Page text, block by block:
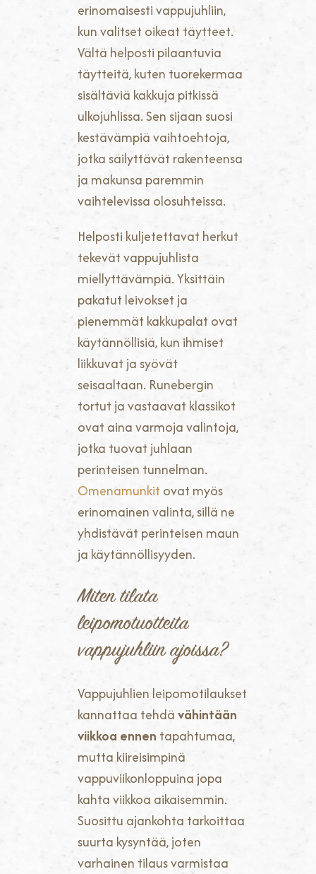
erinomaisesti vappujuhliin,
kun valitset oikeat täytteet.
Vältä helposti pilaantuvia
täytteitä, kuten tuorekermaa
sisältäviä kakkuja pitkissä
ulkojuhlissa. Sen sijaan suosi
kestävämpiä vaihtoehtoja,
jotka säilyttävät rakenteensa
ja makunsa paremmin
vaihtelevissa olosuhteissa.
Helposti kuljetettavat herkut
tekevät vappujuhlista
miellyttävämpiä. Yksittäin
pakatut leivokset ja
pienemmät kakkupalat ovat
käytännöllisiä, kun ihmiset
liikkuvat ja syövät
seisaaltaan. Runebergin
tortut ja vastaavat klassikot
ovat aina varmoja valintoja,
jotka tuovat juhlaan
perinteisen tunnelman.
Omenamunkit ovat myös
erinomainen valinta, sillä ne
yhdistävät perinteisen maun
ja käytännöllisyyden.
Miten tilata
leipomotuotteita
vappujuhliin ajoissa?
Vappujuhlien leipomotilaukset
kannattaa tehdävähintään
viikkoa ennen tapahtumaa,
mutta kiireisimpinä
vappuviikonloppuina jopa
kahta viikkoa aikaisemmin.
Suosittu ajankohta tarkoittaa
suurta kysyntää, joten
varhainen tilaus varmistaa